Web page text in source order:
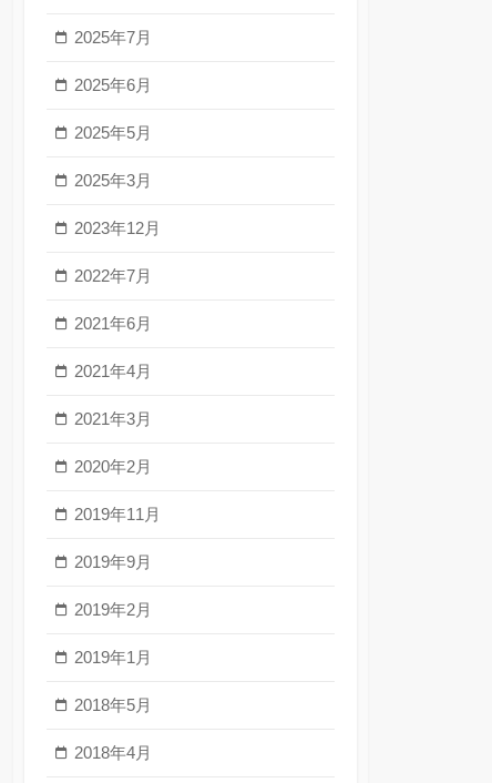
2025年7月
2025年6月
2025年5月
2025年3月
2023年12月
2022年7月
2021年6月
2021年4月
2021年3月
2020年2月
2019年11月
2019年9月
2019年2月
2019年1月
2018年5月
2018年4月